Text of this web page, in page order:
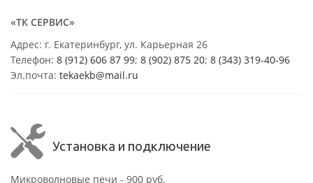
«ТК СЕРВИС»
Адрес: г. Екатеринбург, ул. Карьерная 26
Телефон: 8 (912) 606 87 99; 8 (902) 875 20; 8 (343) 319-40-96
Эл.почта: tekaekb@mail.ru
Установка и подключение
Микроволновые печи - 900 руб.